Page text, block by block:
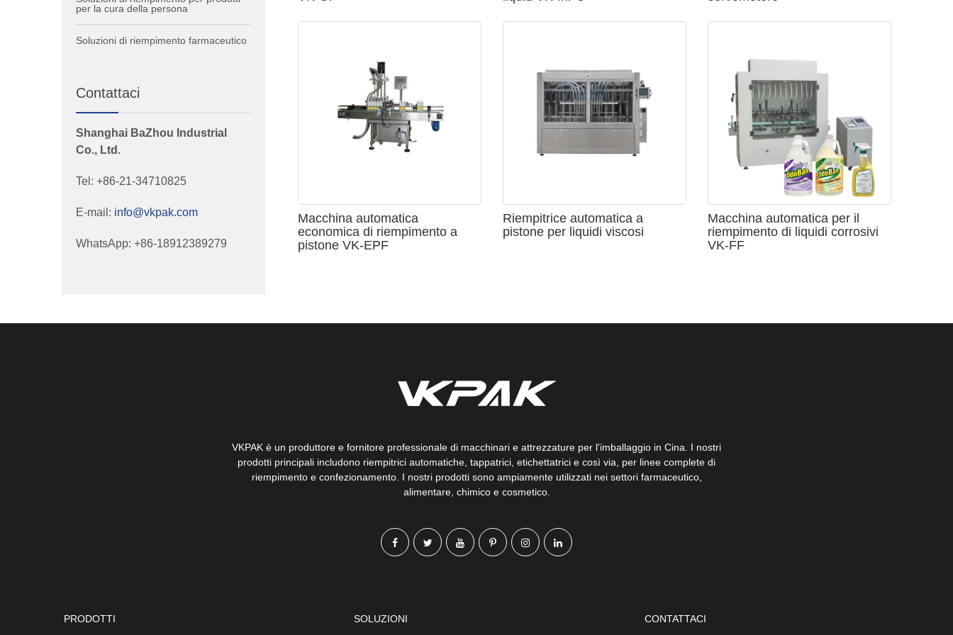
a sgancio rapido, valvole e pompe da utilizzare dove necessario. Tutti i serbatoi sono dotati di raccordi a sgancio rapido flangiati, per una pulizia facile e accurata
delle riempitrici.
Macchina automatica
economica di riempimento a
pistone VK-EPF
Riempitrice automatica a
pistone per liquidi viscosi
Macchina automatica per il
riempimento di liquidi corrosivi
VK-FF
per la cura della persona
Soluzioni di riempimento farmaceutico
Contattaci
Shanghai BaZhou Industrial
Co., Ltd.
Tel: +86-21-34710825
E-mail: info@vkpak.com
WhatsApp: +86-18912389279
VKPAK è un produttore e fornitore professionale di macchinari e attrezzature per l'imballaggio in Cina. I nostri
prodotti principali includono riempitrici automatiche, tappatrici, etichettatrici e così via, per linee complete di
riempimento e confezionamento. I nostri prodotti sono ampiamente utilizzati nei settori farmaceutico,
alimentare, chimico e cosmetico.
PRODOTTI SOLUZIONI CONTATTACI